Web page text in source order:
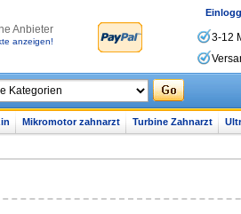
Anbieter
anzeigen!
3-12
Mikromotor zahnarzt Turbine Zahnarzt